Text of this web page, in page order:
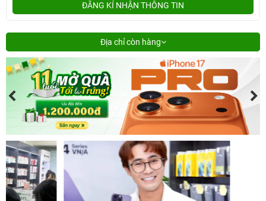
ĐĂNG KÍ NHẬN THÔNG TIN
Địa chỉ còn hàng